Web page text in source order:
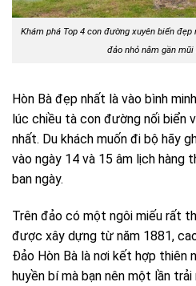
Khám phá Top 4 con đường xuyên biển
đảo nhỏ nằm gần mũi
Hòn Bà đẹp nhất là vào bình
lúc chiều tà con đường nối biển
nhất. Du khách muốn đi bộ hãy
vào ngày 14 và 15 âm lịch hàng
ban ngày.
Trên đảo có một ngôi miếu rất
được xây dựng từ năm 1881,
Đảo Hòn Bà là nơi kết hợp thiên
huyền bí mà bạn nên một lần